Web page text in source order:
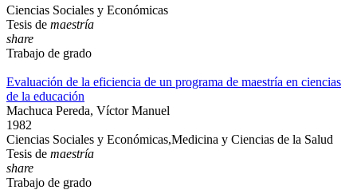
Ciencias Sociales y Económicas
Tesis de maestría
share
Trabajo de grado
Evaluación de la eficiencia de un programa de maestría en ciencias
de la educación
Machuca Pereda, Víctor Manuel
1982
Ciencias Sociales y Económicas,Medicina y Ciencias de la Salud
Tesis de maestría
share
Trabajo de grado